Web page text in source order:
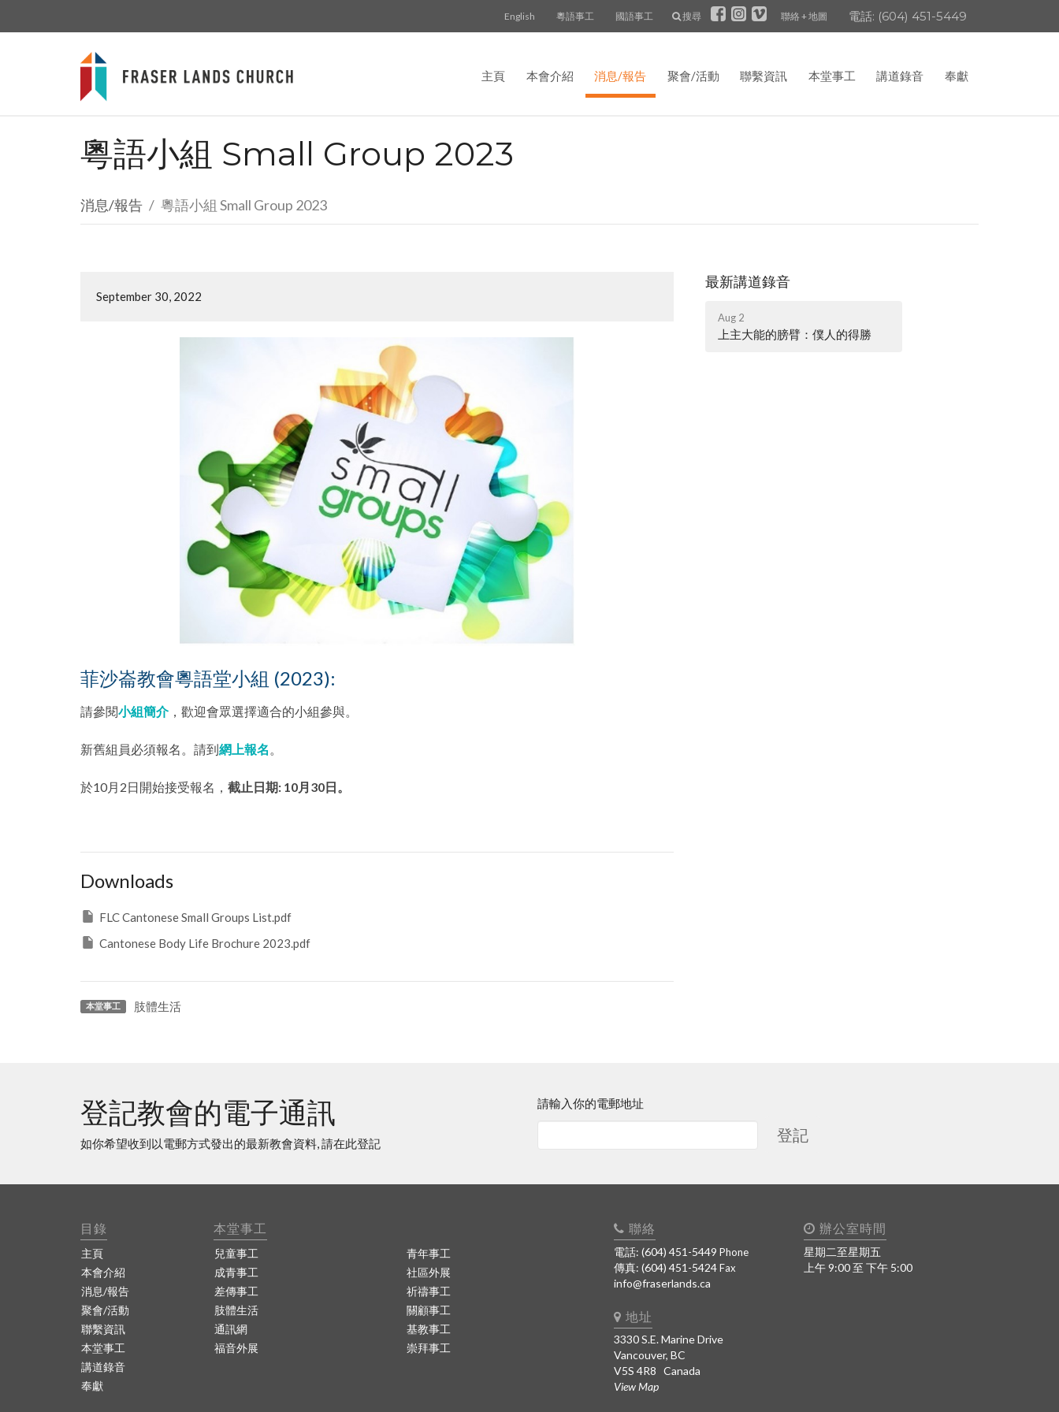
English 粵語事工 國語事工 搜尋 聯絡 + 地圖 電話: (604) 451-5449
主頁 本會介紹 消息/報告 聚會/活動 聯繫資訊 本堂事工 講道錄音 奉獻
粵語小組 Small Group 2023
消息/報告 粵語小組 Small Group 2023
September 30, 2022
菲沙崙教會粵語堂小組 (2023):
請參閱小組簡介，歡迎會眾選擇適合的小組參與。
新舊組員必須報名。請到網上報名
於10月2日開始接受報名， 截止日期: 10月30日。
Downloads
FLC Cantonese Small Groups List.pdf
Cantonese Body Life Brochure 2023.pdf
本堂事工 肢體生活
最新講道錄音
Aug 2
上主大能的膀臂：僕人的得勝
登記教會的電子通訊
如你希望收到以電郵方式發出的最新教會資料, 請在此登記
請輸入你的電郵地址
登記
目錄
主頁
本會介紹
消息/報告
聚會/活動
聯繫資訊
本堂事工
講道錄音
奉獻
本堂事工
兒童事工
青年事工
成青事工
社區外展
差傳事工
祈禱事工
肢體生活
關顧事工
通訊網
基教事工
福音外展
崇拜事工
聯絡
電話: (604) 451-5449 Phone
傳真: (604) 451-5424Fax
info@fraserlands.ca
辦公室時間
星期二至星期五
上午 9:00 至 下午 5:00
地址
3330 S.E. Marine Drive
Vancouver, BC
V5S 4R8 Canada
View Map